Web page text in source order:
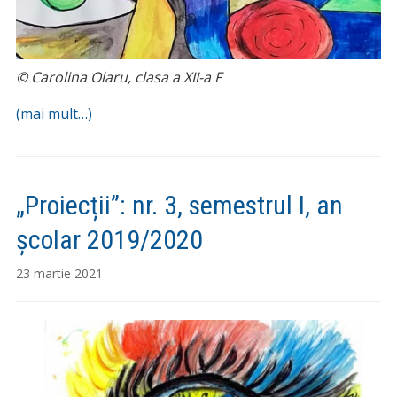
© Carolina Olaru, clasa a XII-a F
(mai mult…)
„Proiecții”: nr. 3, semestrul I, an
școlar 2019/2020
23 martie 2021